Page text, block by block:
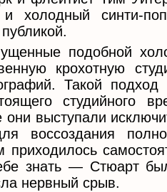
и холодный синти-
подобной
крохотную
Такой подход
студийного
они выступали
воссоздания
приходилось
знать — Стюарт
нервный срыв.